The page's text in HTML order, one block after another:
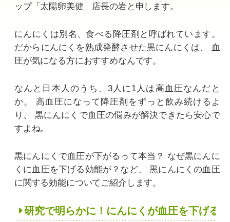
ップ「太陽卵美健」店長の岩と申します。
にんにくは別名、食べる降圧剤と呼ばれています。
だからにんにくを熟成発酵させた黒にんにくは、
血
圧が気になる方におすすめなんです。
なんと日本人のうち、3人に1人は高血圧なんだと
か。
高血圧になって降圧剤をずっと飲み続けるよ
り、
黒にんにくで血圧の悩みが解決できたら安心で
すよね。
黒にんにくで血圧が下がるって本当？ なぜ黒にんに
くに血圧を下げる効能が？など、
黒にんにくの血圧
に関する効能についてご紹介します。
研究で明らかに！にんにくが血圧を下げる